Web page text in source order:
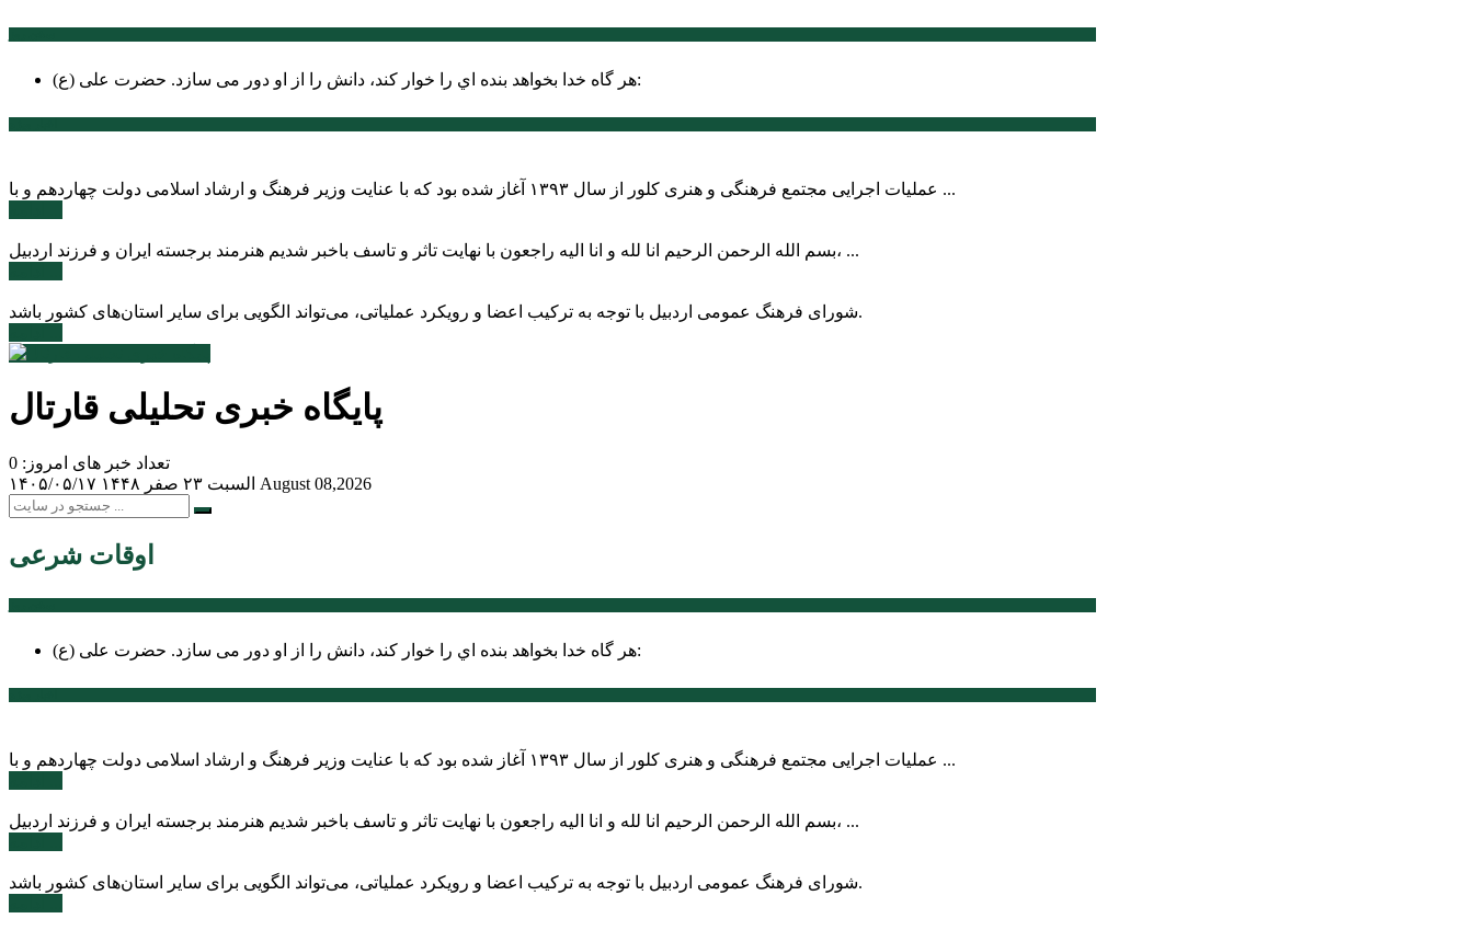
هر گاه خدا بخواهد بنده اي را خوار كند، دانش را از او دور می سازد.حضرت علی (ع):
عملیات اجرایی مجتمع فرهنگی و هنری کلور از سال ۱۳۹۳ آغاز شده بود که با عنایت وزیر فرهنگ و ارشاد اسلامی دولت چهاردهم و با ...
بسم الله الرحمن الرحیم انا لله و انا الیه راجعون با نهایت تاثر و تاسف باخبر شدیم هنرمند برجسته ایران و فرزند اردبیل، ...
شورای فرهنگ عمومی اردبیل با توجه به ترکیب اعضا و رویکرد عملیاتی، می‌تواند الگویی برای سایر استان‌های کشور باشد.
پایگاه خبری تحلیلی قارتال
تعداد خبر های امروز: 0
۱۴۰۵/۰۵/۱۷
السبت ۲۳ صفر ۱۴۴۸ August 08,2026
اوقات شرعی
هر گاه خدا بخواهد بنده اي را خوار كند، دانش را از او دور می سازد.حضرت علی (ع):
عملیات اجرایی مجتمع فرهنگی و هنری کلور از سال ۱۳۹۳ آغاز شده بود که با عنایت وزیر فرهنگ و ارشاد اسلامی دولت چهاردهم و با ...
بسم الله الرحمن الرحیم انا لله و انا الیه راجعون با نهایت تاثر و تاسف باخبر شدیم هنرمند برجسته ایران و فرزند اردبیل، ...
شورای فرهنگ عمومی اردبیل با توجه به ترکیب اعضا و رویکرد عملیاتی، می‌تواند الگویی برای سایر استان‌های کشور باشد.